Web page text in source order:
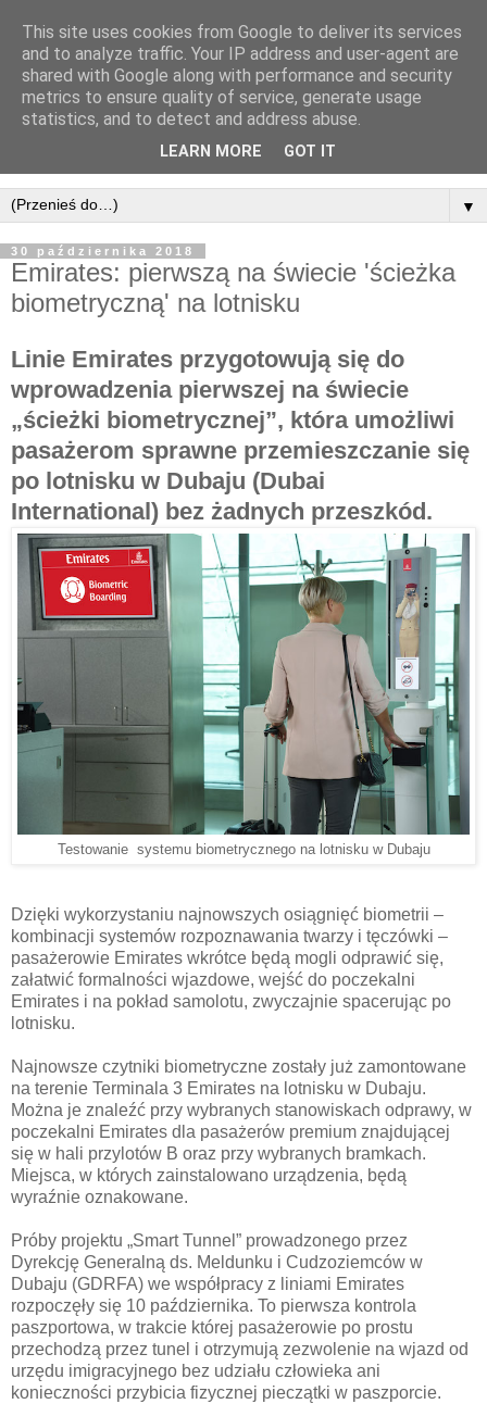
▼
30 października 2018
Emirates: pierwszą na świecie 'ścieżka
biometryczną' na lotnisku
Linie Emirates przygotowują się do
wprowadzenia pierwszej na świecie
„ścieżki biometrycznej”, która umożliwi
pasażerom sprawne przemieszczanie się
po lotnisku w Dubaju (Dubai
International) bez żadnych przeszkód.
Testowanie systemu biometrycznego na lotnisku w Dubaju
Dzięki wykorzystaniu najnowszych osiągnięć biometrii –
kombinacji systemów rozpoznawania twarzy i tęczówki –
pasażerowie Emirates wkrótce będą mogli odprawić się,
załatwić formalności wjazdowe, wejść do poczekalni
Emirates i na pokład samolotu, zwyczajnie spacerując po
lotnisku.
Najnowsze czytniki biometryczne zostały już zamontowane
na terenie Terminala 3 Emirates na lotnisku w Dubaju.
Można je znaleźć przy wybranych stanowiskach odprawy, w
poczekalni Emirates dla pasażerów premium znajdującej
się w hali przylotów B oraz przy wybranych bramkach.
Miejsca, w których zainstalowano urządzenia, będą
wyraźnie oznakowane.
Próby projektu „Smart Tunnel” prowadzonego przez
Dyrekcję Generalną ds. Meldunku i Cudzoziemców w
Dubaju (GDRFA) we współpracy z liniami Emirates
rozpoczęły się 10 października. To pierwsza kontrola
paszportowa, w trakcie której pasażerowie po prostu
przechodzą przez tunel i otrzymują zezwolenie na wjazd od
urzędu imigracyjnego bez udziału człowieka ani
konieczności przybicia fizycznej pieczątki w paszporcie.
This site uses cookies from Google to deliver its services
and to analyze traffic. Your IP address and user-agent are
shared with Google along with performance and security
metrics to ensure quality of service, generate usage
statistics, and to detect and address abuse.
LEARN MORE GOT IT